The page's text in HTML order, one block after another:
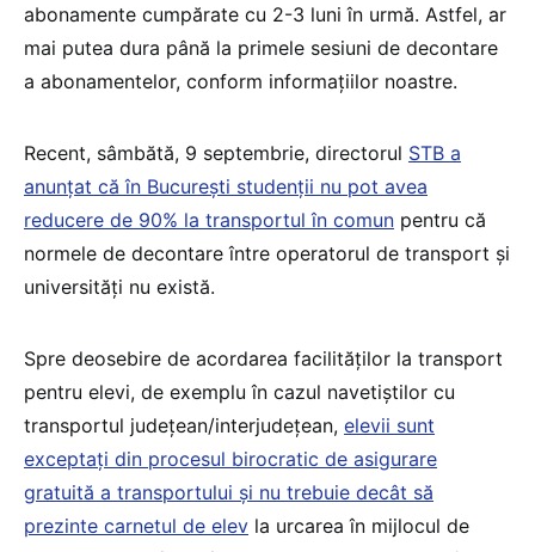
abonamente cumpărate cu 2-3 luni în urmă. Astfel, ar
mai putea dura până la primele sesiuni de decontare
a abonamentelor, conform informațiilor noastre.
Recent, sâmbătă, 9 septembrie, directorul STB a
anunțat că în București studenții nu pot avea
reducere de 90% la transportul în comun pentru că
normele de decontare între operatorul de transport și
universități nu există.
Spre deosebire de acordarea facilităților la transport
pentru elevi, de exemplu în cazul navetiștilor cu
transportul județean/interjudețean, elevii sunt
exceptați din procesul birocratic de asigurare
gratuită a transportului și nu trebuie decât să
prezinte carnetul de elev la urcarea în mijlocul de